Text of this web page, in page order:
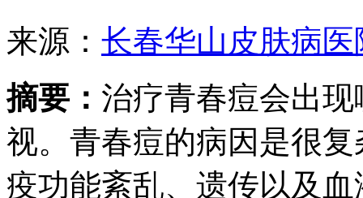
来源： 长春华山皮肤病医
摘要： 治疗青春痘会出
视。青春痘的病因是很
疫功能紊乱、遗传以及